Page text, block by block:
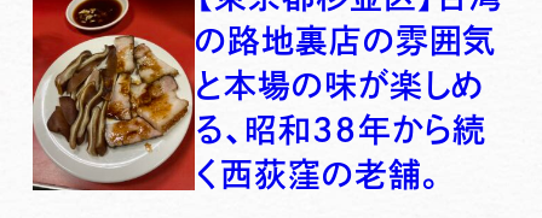
の路地裏店の雰囲気
と本場の味が楽しめ
る、昭和３８年から続
く西荻窪の老舗。